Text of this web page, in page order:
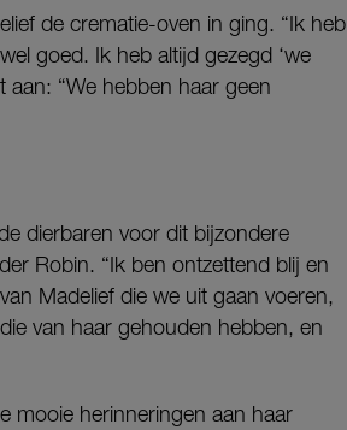
de crematie-oven in ging. “Ik heb
goed. Ik heb altijd gezegd ‘we
aan: “We hebben haar geen
dierbaren voor dit bijzondere
Robin. “Ik ben ontzettend blij en
Madelief die we uit gaan voeren,
van haar gehouden hebben, en
mooie herinneringen aan haar